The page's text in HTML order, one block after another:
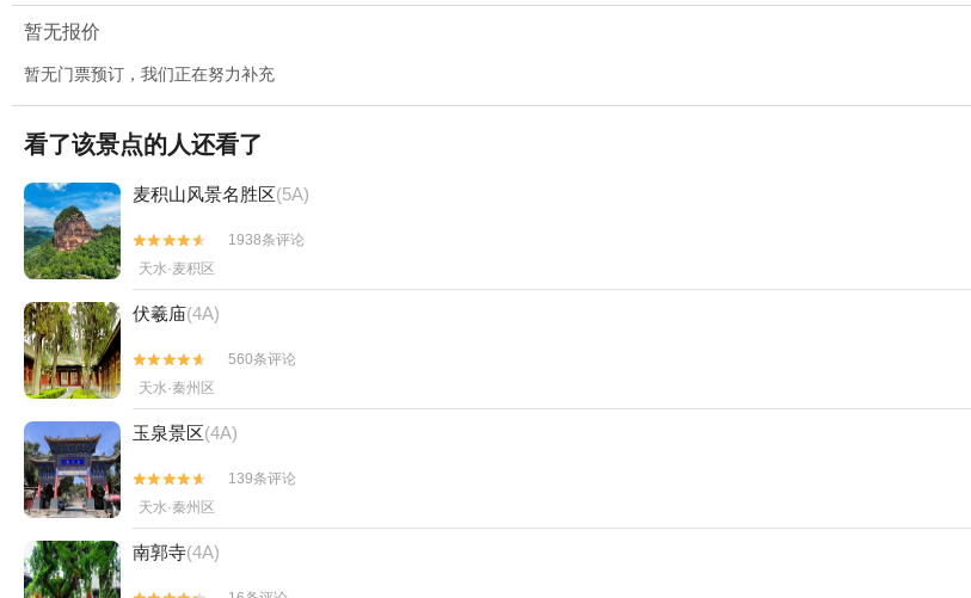
暂无报价
暂无门票预订，我们正在努力补充
看了该景点的人还看了
麦积山风景名胜区(5A)


1938条评论
天水·麦积区
伏羲庙(4A)


560条评论
天水·秦州区
玉泉景区(4A)


139条评论
天水·秦州区
南郭寺(4A)